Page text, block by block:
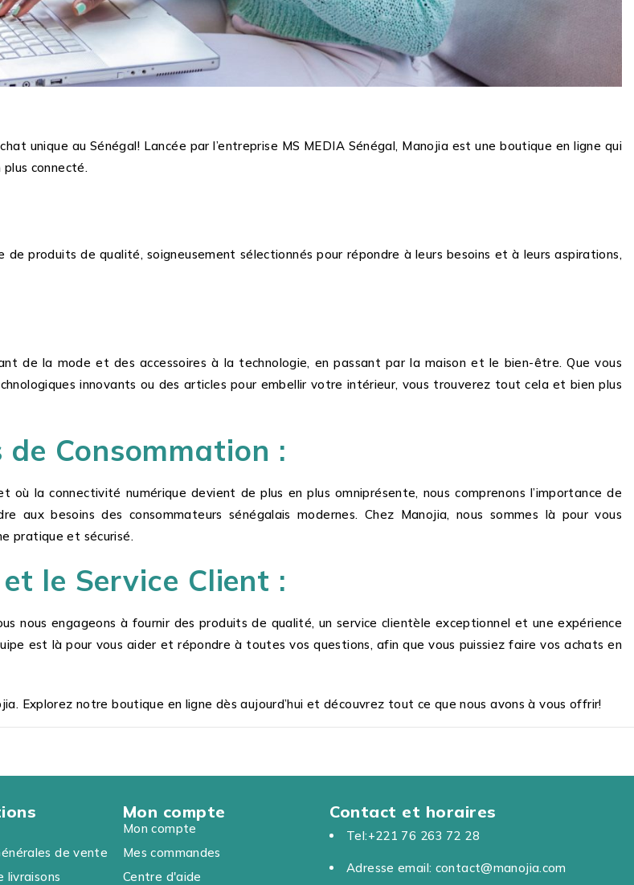
unique au Sénégal! Lancée par l’entreprise MS MEDIA Sénégal, Manojia est une boutique en ligne qui
plus connecté.
produits de qualité, soigneusement sélectionnés pour répondre à leurs besoins et à leurs aspirations,
de la mode et des accessoires à la technologie, en passant par la maison et le bien-être. Que vous
innovants ou des articles pour embellir votre intérieur, vous trouverez tout cela et bien plus
Consommation :
la connectivité numérique devient de plus en plus omniprésente, nous comprenons l’importance de
aux besoins des consommateurs sénégalais modernes. Chez Manojia, nous sommes là pour vous
pratique et sécurisé.
le Service Client :
nous engageons à fournir des produits de qualité, un service clientèle exceptionnel et une expérience
est là pour vous aider et répondre à toutes vos questions, afin que vous puissiez faire vos achats en
Explorez notre boutique en ligne dès aujourd’hui et découvrez tout ce que nous avons à vous offrir!
de vente
livraisons
Mon compte
Mon compte
Mes commandes
Centre d'aide
Contact et horaires
Tel:+221 76 263 72 28
Adresse email: contact@manojia.com